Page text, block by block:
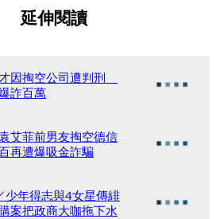
延伸閱讀
因掏空公司遭判刑
詐百萬
艾菲前男友掏空德信
再遭爆吸金詐騙
少年得志與4女星傳緋
案把政商大咖拖下水